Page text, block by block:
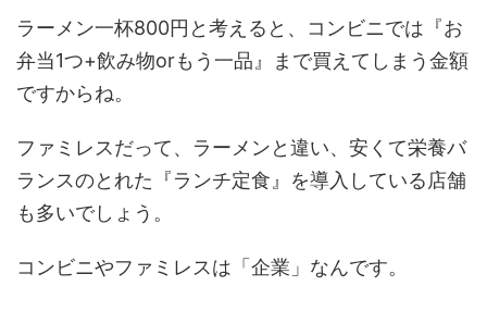
ラーメン一杯800円と考えると、コンビニでは『お
弁当1つ+飲み物orもう一品』まで買えてしまう金額
ですからね。
ファミレスだって、ラーメンと違い、安くて栄養バ
ランスのとれた『ランチ定食』を導入している店舗
も多いでしょう。
コンビニやファミレスは「企業」なんです。